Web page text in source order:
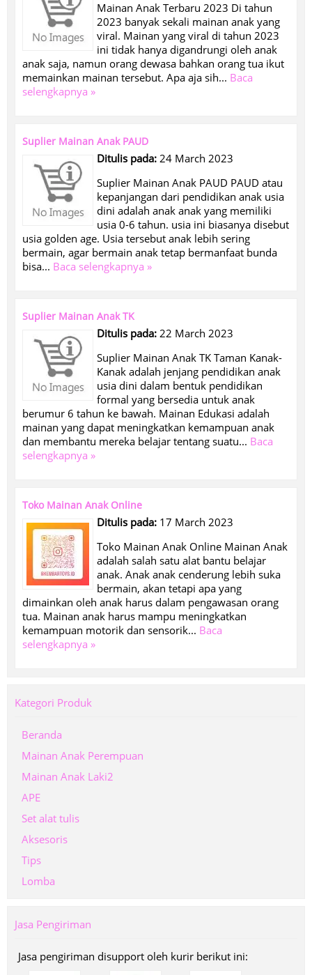
Mainan Anak Terbaru 2023 Di tahun
2023 banyak sekali mainan anak yang
viral. Mainan yang viral di tahun 2023
ini tidak hanya digandrungi oleh anak
anak saja, namun orang dewasa bahkan orang tua ikut
memainkan mainan tersebut. Apa aja sih... Baca
selengkapnya »
Suplier Mainan Anak PAUD
Ditulis pada: 24 March 2023
Suplier Mainan Anak PAUD PAUD atau
kepanjangan dari pendidikan anak usia
dini adalah anak anak yang memiliki
usia 0-6 tahun. usia ini biasanya disebut
usia golden age. Usia tersebut anak lebih sering
bermain, agar bermain anak tetap bermanfaat bunda
bisa... Baca selengkapnya »
Suplier Mainan Anak TK
Ditulis pada: 22 March 2023
Suplier Mainan Anak TK Taman Kanak-
Kanak adalah jenjang pendidikan anak
usia dini dalam bentuk pendidikan
formal yang bersedia untuk anak
berumur 6 tahun ke bawah. Mainan Edukasi adalah
mainan yang dapat meningkatkan kemampuan anak
dan membantu mereka belajar tentang suatu... Baca
selengkapnya »
Toko Mainan Anak Online
Ditulis pada: 17 March 2023
Toko Mainan Anak Online Mainan Anak
adalah salah satu alat bantu belajar
anak. Anak anak cenderung lebih suka
bermain, akan tetapi apa yang
dimainkan oleh anak harus dalam pengawasan orang
tua. Mainan anak harus mampu meningkatkan
kemampuan motorik dan sensorik... Baca
selengkapnya »
Kategori Produk
Beranda
Mainan Anak Perempuan
Mainan Anak Laki2
APE
Set alat tulis
Aksesoris
Tips
Lomba
Jasa Pengiriman
Jasa pengiriman disupport oleh kurir berikut ini: